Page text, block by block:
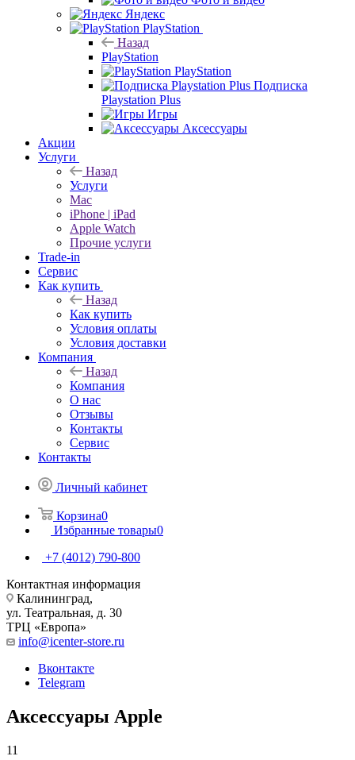
Яндекс
PlayStation
Назад
PlayStation
PlayStation
Подписка
Playstation Plus
Игры
Аксессуары
Акции
Услуги
Назад
Услуги
Mac
iPhone | iPad
Apple Watch
Прочие услуги
Trade-in
Сервис
Как купить
Назад
Как купить
Условия оплаты
Условия доставки
Компания
Назад
Компания
О нас
Отзывы
Контакты
Сервис
Контакты
Личный кабинет
Корзина0
Избранные товары0
+7 (4012) 790-800
Контактная информация
Калининград,
ул. Театральная, д. 30
ТРЦ «Европа»
info@icenter-store.ru
Вконтакте
Telegram
Аксессуары Apple
11